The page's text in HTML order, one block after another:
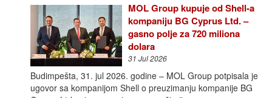
MOL Group kupuje od Shell-a
kompaniju BG Cyprus Ltd. –
gasno polje za 720 miliona
dolara
31 Jul 2026
Budimpešta, 31. jul 2026. godine – MOL Group potpisala je
ugovor sa kompanijom Shell o preuzimanju kompanije BG